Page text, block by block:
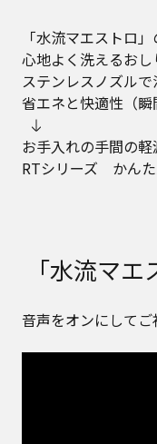
「水流マエストロ
心地よく洗えるおし
ステンレスノズルで
省エネと快適性（瞬
お手入れの手間の
RTシリーズ かん
「水流マ
音声をオンにして